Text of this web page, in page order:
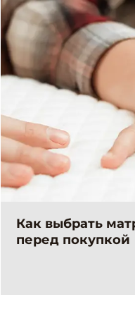
Как выбрать
перед покупкой